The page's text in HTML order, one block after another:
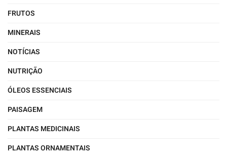
FRUTOS
MINERAIS
NOTÍCIAS
NUTRIÇÃO
ÓLEOS ESSENCIAIS
PAISAGEM
PLANTAS MEDICINAIS
PLANTAS ORNAMENTAIS